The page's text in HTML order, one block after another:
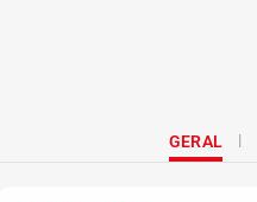
GERAL